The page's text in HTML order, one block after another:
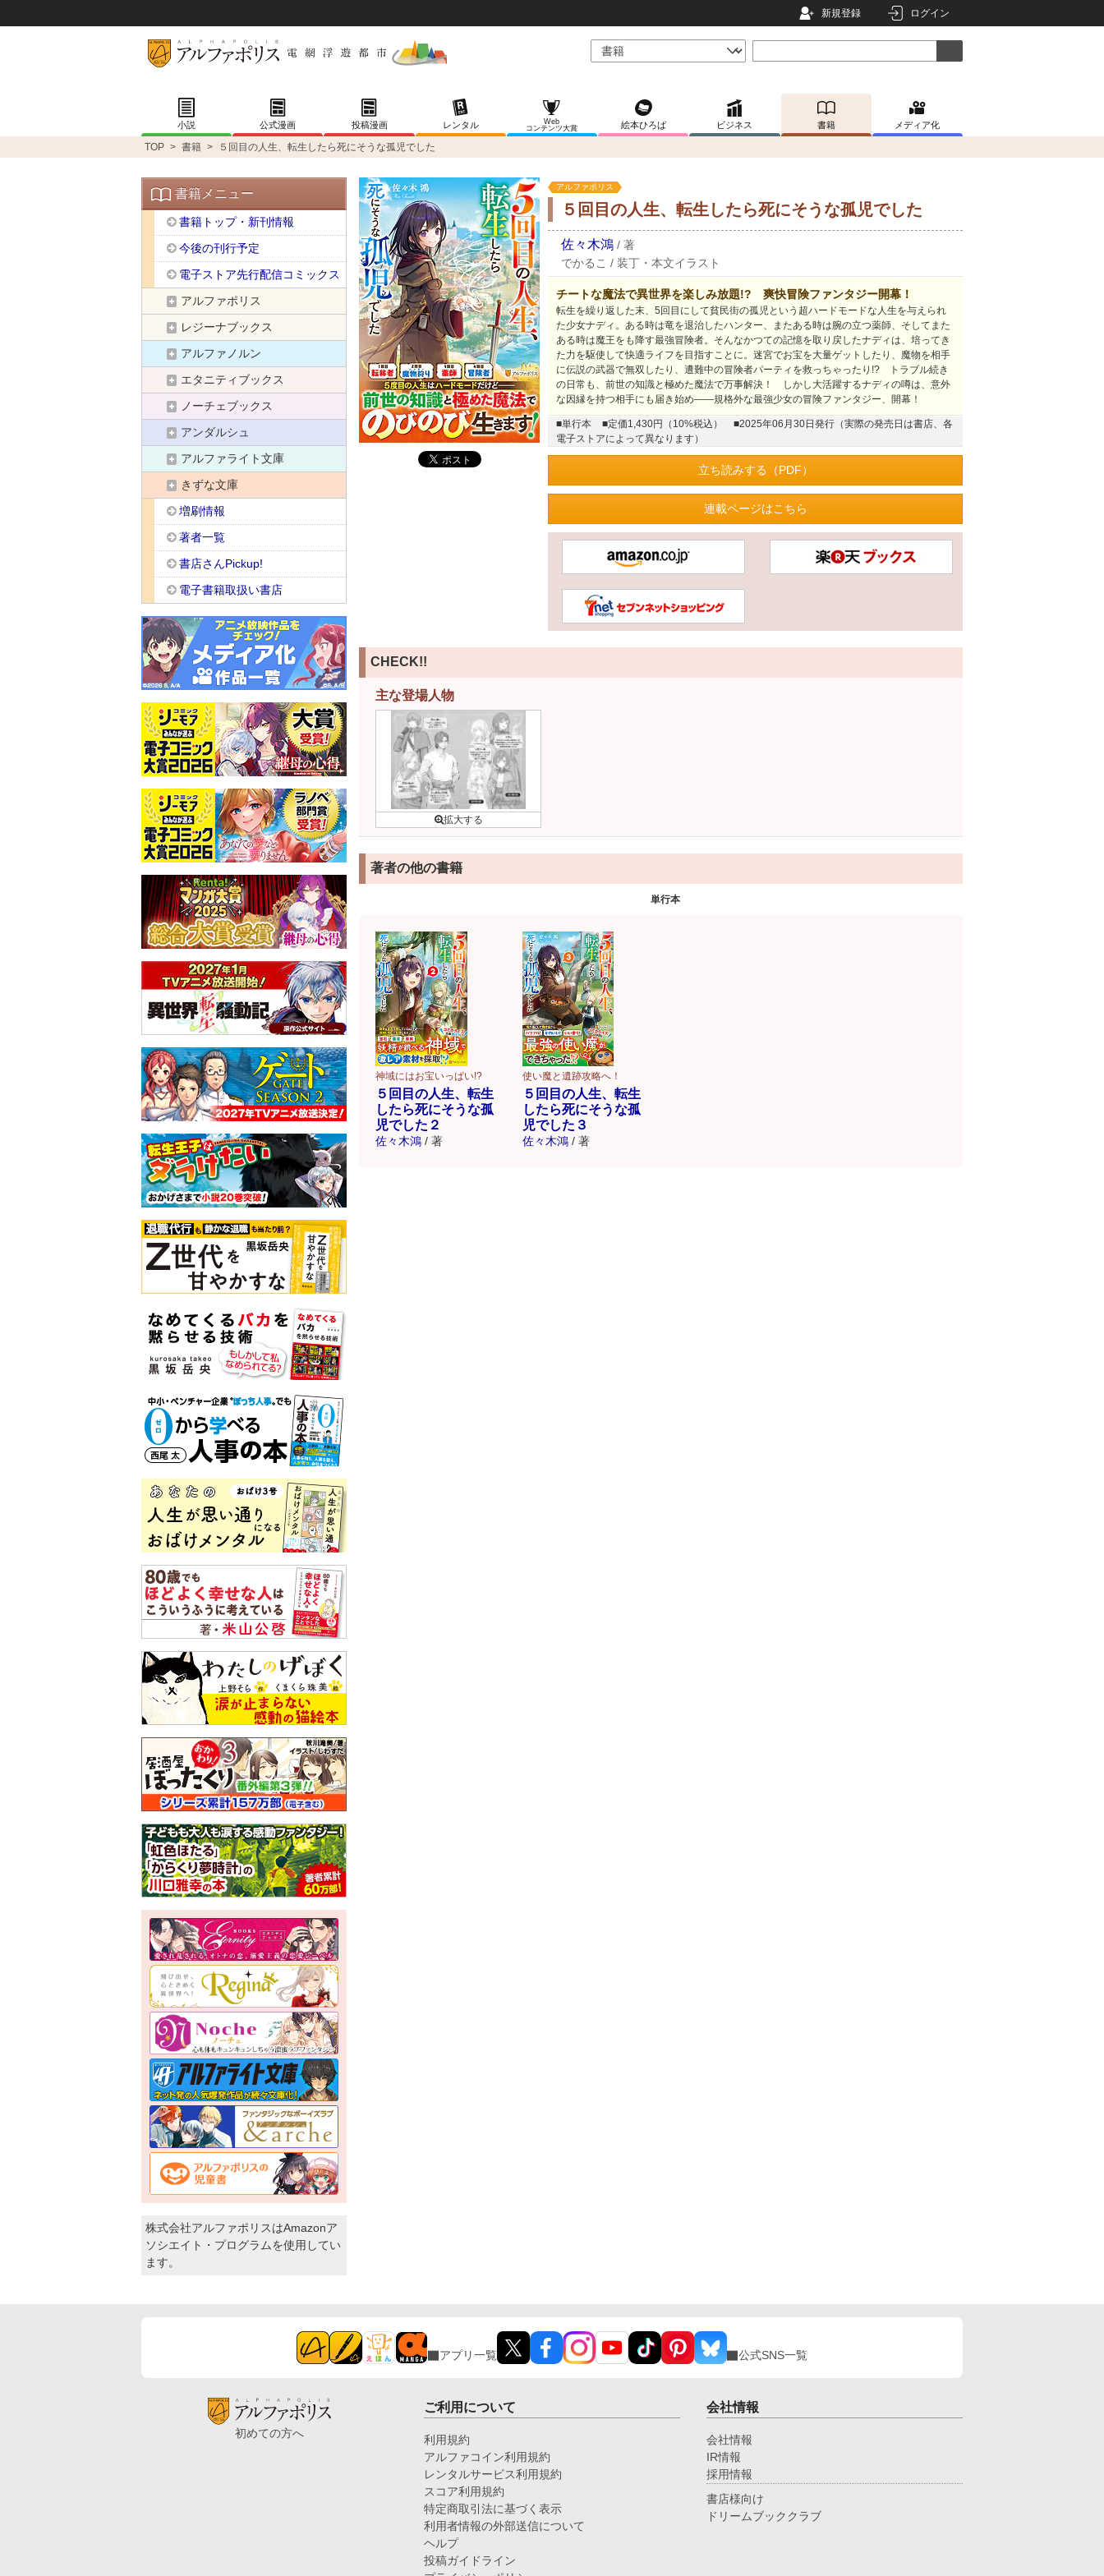
新規登録 ログイン
小説 公式漫画 投稿漫画 レンタル
Web
コンテンツ大賞
絵本ひろば ビジネス 書籍 メディア化
TOP > 書籍 > ５回目の人生、転生したら死にそうな孤児でした
アルファポリス
５回目の人生、転生したら死にそうな孤児でした
佐々木鴻 / 著
でかるこ / 装丁・本文イラスト
チートな魔法で異世界を楽しみ放題!? 爽快冒険ファンタジー開幕！
転生を繰り返した末、5回目にして貧民街の孤児という超ハードモードな人生を与えられ
た少女ナディ。ある時は竜を退治したハンター、またある時は腕の立つ薬師、そしてまた
ある時は魔王をも降す最強冒険者。そんなかつての記憶を取り戻したナディは、培ってき
た力を駆使して快適ライフを目指すことに。迷宮でお宝を大量ゲットしたり、魔物を相手
に伝説の武器で無双したり、遭難中の冒険者パーティを救っちゃったり!? トラブル続き
の日常も、前世の知識と極めた魔法で万事解決！ しかし大活躍するナディの噂は、意外
な因縁を持つ相手にも届き始め――規格外な最強少女の冒険ファンタジー、開幕！
■単行本 ■定価1,430円（10%税込）
■2025年06月30日発行（実際の発売日は書店、各
電子ストアによって異なります）
立ち読みする（PDF）
連載ページはこちら
CHECK!!
主な登場人物
著者の他の書籍
単行本
神域にはお宝いっぱい!?
５回目の人生、転生
したら死にそうな孤
児でした２
佐々木鴻 / 著
使い魔と遺跡攻略へ！
５回目の人生、転生
したら死にそうな孤
児でした３
佐々木鴻 / 著
書籍メニュー
書籍トップ・新刊情報
今後の刊行予定
電子ストア先行配信コミックス
アルファポリス
レジーナブックス
アルファノルン
エタニティブックス
ノーチェブックス
アンダルシュ
アルファライト文庫
きずな文庫
増刷情報
著者一覧
書店さんPickup!
電子書籍取扱い書店
株式会社アルファポリスはAmazonア
ソシエイト・プログラムを使用してい
ます。
アプリ一覧 公式SNS一覧
初めての方へ
ご利用について
利用規約
アルファコイン利用規約
レンタルサービス利用規約
スコア利用規約
特定商取引法に基づく表示
利用者情報の外部送信について
ヘルプ
投稿ガイドライン
会社情報
会社情報
IR情報
採用情報
書店様向け
ドリームブッククラブ